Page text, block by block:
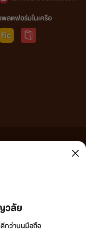
วลัย
กว่าบนมือถือ
พลตฟอร์มในเครือ
สิ้น ดังนั้นผู้อ่านทุกท่านโปรดใช้
ดๆ ที่ขัดต่อกฎหมายและศีลธรรม
รในทันที ทั้งนี้ ทางเว็บไซต์ขอสงวน